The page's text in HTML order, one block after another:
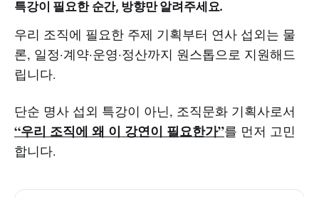
특강이 필요한 순간, 방향만 알려주세요.
우리 조직에 필요한 주제 기획부터 연사 섭외는 물
론, 일정·계약·운영·정산까지 원스톱으로 지원해드
립니다.
단순 명사 섭외 특강이 아닌, 조직문화 기획사로서
“우리 조직에 왜 이 강연이 필요한가”를 먼저 고민
합니다.